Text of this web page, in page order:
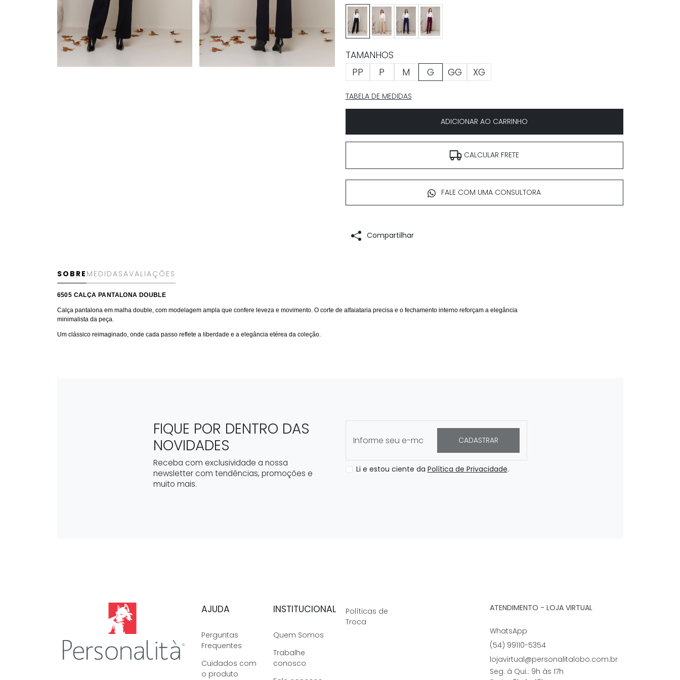
273 324 378 441
TAMANHOS
PP
P M G GG XG
TABELA DE MEDIDAS
ADICIONAR AO CARRINHO
CALCULAR FRETE
FALE COM UMA CONSULTORA
Compartilhar
SOBRE MEDIDASAVALIAÇÕES
6505 CALÇA PANTALONA DOUBLE
Calça pantalona em malha double, com modelagem ampla que confere leveza e movimento. O corte de alfaiataria precisa e o fechamento interno reforçam a elegância
minimalista da peça.
Um clássico reimaginado, onde cada passo reflete a liberdade e a elegância etérea da coleção.
FIQUE POR DENTRO DAS
NOVIDADES
Receba com exclusividade a nossa
newsletter com tendências, promoções e
muito mais.
CADASTRAR
Li e estou ciente da Política de Privacidade.
AJUDA
Perguntas
Frequentes
Cuidados com
o produto
INSTITUCIONAL
Quem Somos
Trabalhe
conosco
Políticas de
Troca
ATENDIMENTO - LOJA VIRTUAL
WhatsApp
(54) 99110-5354
lojavirtual@personalitalobo.com.br
Seg. à Qui.: 9h às 17h